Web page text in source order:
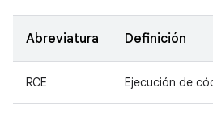
Abreviatura Definición
RCE Ejecución de